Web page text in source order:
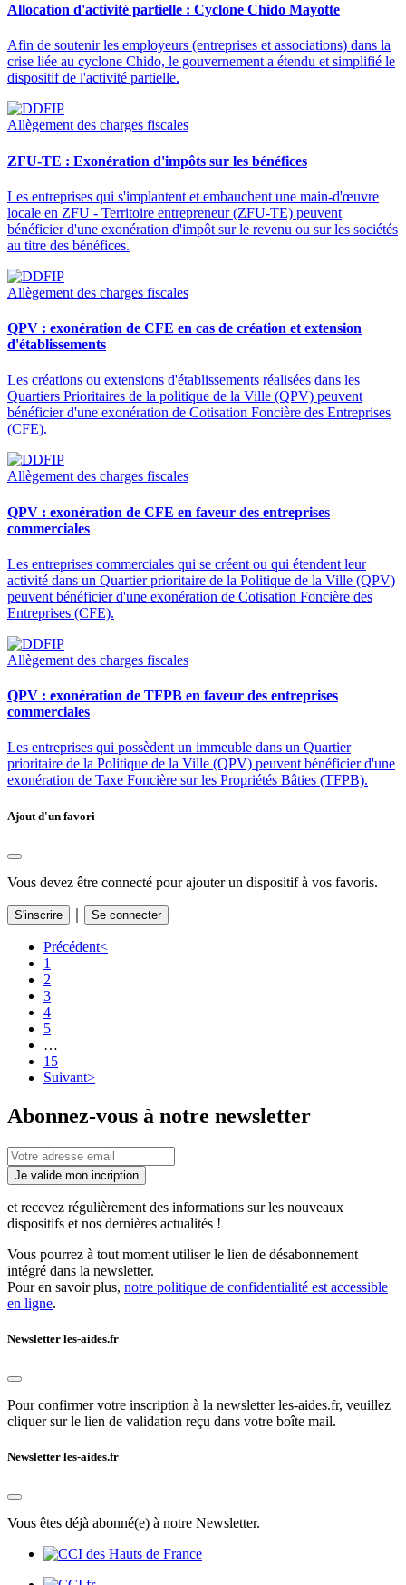
Allocation d'activité partielle : Cyclone Chido Mayotte
Afin de soutenir les employeurs (entreprises et associations) dans la
crise liée au cyclone Chido, le gouvernement a étendu et simplifié le
dispositif de l'activité partielle.
Allègement des charges fiscales
ZFU-TE : Exonération d'impôts sur les bénéfices
Les entreprises qui s'implantent et embauchent une main-d'œuvre
locale en ZFU - Territoire entrepreneur (ZFU-TE) peuvent
bénéficier d'une exonération d'impôt sur le revenu ou sur les sociétés
au titre des bénéfices.
Allègement des charges fiscales
QPV : exonération de CFE en cas de création et extension
d'établissements
Les créations ou extensions d'établissements réalisées dans les
Quartiers Prioritaires de la politique de la Ville (QPV) peuvent
bénéficier d'une exonération de Cotisation Foncière des Entreprises
(CFE).
Allègement des charges fiscales
QPV : exonération de CFE en faveur des entreprises
commerciales
Les entreprises commerciales qui se créent ou qui étendent leur
activité dans un Quartier prioritaire de la Politique de la Ville (QPV)
peuvent bénéficier d'une exonération de Cotisation Foncière des
Entreprises (CFE).
Allègement des charges fiscales
QPV : exonération de TFPB en faveur des entreprises
commerciales
Les entreprises qui possèdent un immeuble dans un Quartier
prioritaire de la Politique de la Ville (QPV) peuvent bénéficier d'une
exonération de Taxe Foncière sur les Propriétés Bâties (TFPB).
Ajout d'un favori
Vous devez être connecté pour ajouter un dispositif à vos favoris.
S'inscrire Se connecter
Précédent<
1
2
3
4
5
…
15
Suivant>
Abonnez-vous à notre newsletter
Je valide mon incription
et recevez régulièrement des informations sur les nouveaux
dispositifs et nos dernières actualités !
Vous pourrez à tout moment utiliser le lien de désabonnement
intégré dans la newsletter.
Pour en savoir plus, notre politique de confidentialité est accessible
en ligne.
Newsletter les-aides.fr
Pour confirmer votre inscription à la newsletter les-aides.fr, veuillez
cliquer sur le lien de validation reçu dans votre boîte mail.
Newsletter les-aides.fr
Vous êtes déjà abonné(e) à notre Newsletter.